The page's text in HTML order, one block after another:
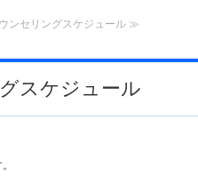
ンセリングスケジュール ≫
スケジュール